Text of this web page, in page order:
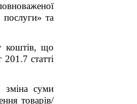
послуги» та
коштів, що
статті
зміна суми
товарів/